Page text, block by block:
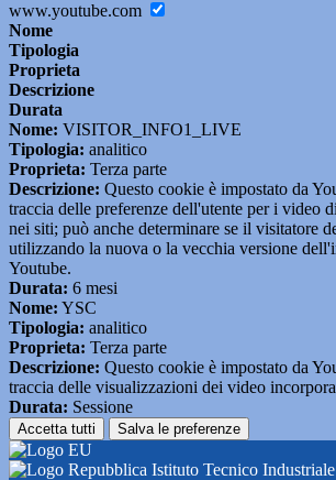
www.youtube.com
Nome
Tipologia
Proprieta
Descrizione
Durata
Nome: VISITOR_INFO1_LIVE
Tipologia: analitico
Proprieta: Terza parte
Descrizione: Questo cookie è impostato da
traccia delle preferenze dell'utente per i video
nei siti; può anche determinare se il visitatore
utilizzando la nuova o la vecchia versione
Youtube.
Durata: 6 mesi
Nome: YSC
Tipologia: analitico
Proprieta: Terza parte
Descrizione: Questo cookie è impostato da
traccia delle visualizzazioni dei video
Durata: Sessione
Accetta tutti Salva le preferenze
Istituto Tecnico